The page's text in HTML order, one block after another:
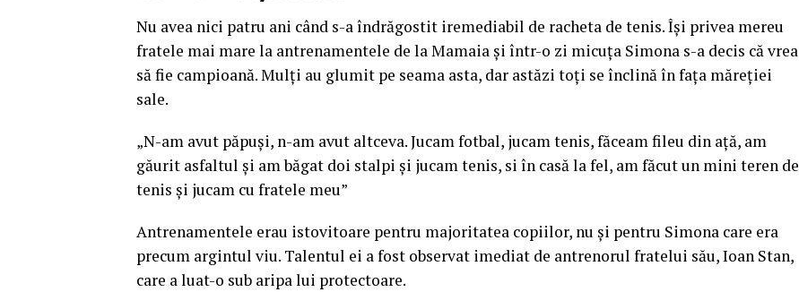
Nu avea nici patru ani când s-a îndrăgostit iremediabil de racheta de tenis. Îşi privea mereu
fratele mai mare la antrenamentele de la Mamaia şi într-o zi micuţa Simona s-a decis că vrea
să fie campioană. Mulţi au glumit pe seama asta, dar astăzi toţi se înclină în faţa măreţiei
sale.
„N-am avut păpuşi, n-am avut altceva. Jucam fotbal, jucam tenis, făceam fileu din aţă, am
găurit asfaltul şi am băgat doi stalpi şi jucam tenis, si în casă la fel, am făcut un mini teren de
tenis şi jucam cu fratele meu”
Antrenamentele erau istovitoare pentru majoritatea copiilor, nu şi pentru Simona care era
precum argintul viu. Talentul ei a fost observat imediat de antrenorul fratelui său, Ioan Stan,
care a luat-o sub aripa lui protectoare.